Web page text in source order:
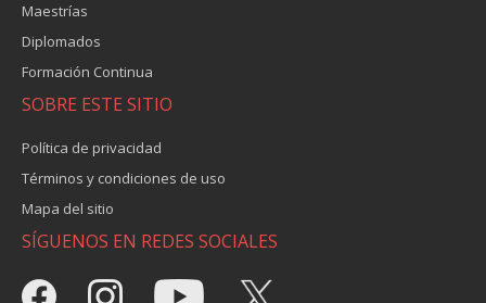
Maestrías
Diplomados
Formación Continua
SOBRE ESTE SITIO
Política de privacidad
Términos y condiciones de uso
Mapa del sitio
SÍGUENOS EN REDES SOCIALES